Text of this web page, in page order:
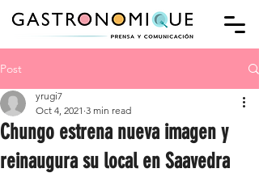
Post
Chungo estrena nueva imagen y
reinaugura su local en Saavedra
yrugi7
Oct 4, 2021 3 min read